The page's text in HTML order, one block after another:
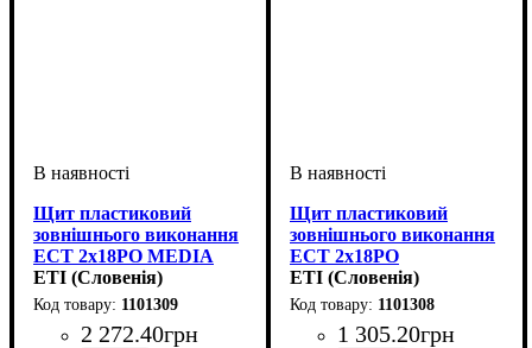
Щит пластиковий
зовнішнього виконання
ECT 2x18PO MEDIA
(8xRJ, розетка 230V, білі
дверцята) 1101309
ETI (Словенія)
1101309
2 272.40грн
Щит пластиковий
зовнішнього виконання
ECT 2x18PO
MEDIA/EMPTY
(порожній, білі
дверцята) 1101308
ETI (Словенія)
1101308
1 305.20грн